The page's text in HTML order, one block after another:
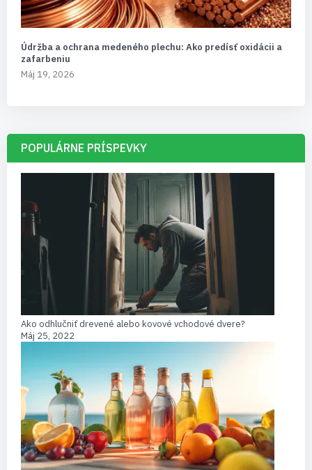
Údržba a ochrana medeného plechu: Ako predísť oxidácii a
zafarbeniu
Máj 19, 2026
POPULÁRNE PRÍSPEVKY
Ako odhlučniť drevené alebo kovové vchodové dvere?
Máj 25, 2022